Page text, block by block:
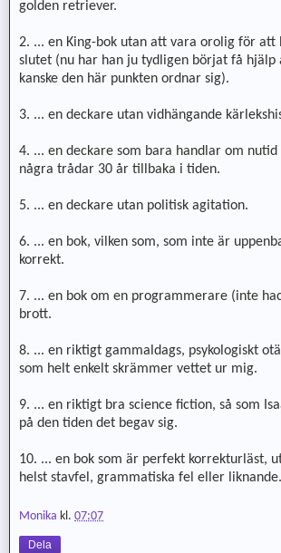
golden retriever.
2. ... en King-bok utan att vara orolig för att
slutet (nu har han ju tydligen börjat få hjälp
kanske den här punkten ordnar sig).
3. ... en deckare utan vidhängande
4. ... en deckare som bara handlar om
några trådar 30 år tillbaka i tiden.
5. ... en deckare utan politisk agitation.
6. ... en bok, vilken som, som inte är
korrekt.
7. ... en bok om en programmerare (inte
brott.
8. ... en riktigt gammaldags, psykologiskt
som helt enkelt skrämmer vettet ur mig.
9. ... en riktigt bra science fiction, så som
på den tiden det begav sig.
10. ... en bok som är perfekt korrekturläst,
helst stavfel, grammatiska fel eller liknande.
Monika kl. 07:07
Dela